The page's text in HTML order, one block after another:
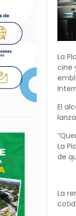
La
cine
El
La
de
La